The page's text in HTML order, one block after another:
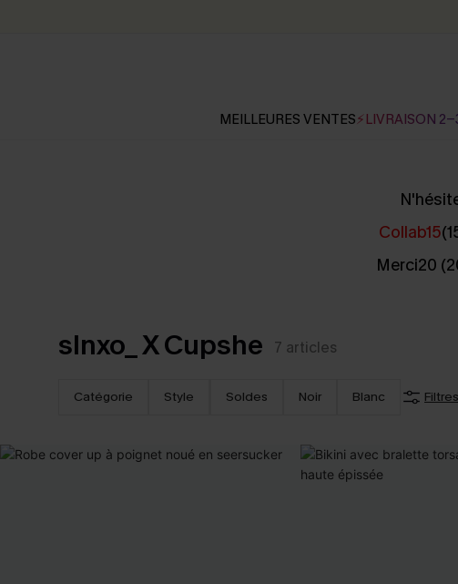
MEILLEURES VENTES⚡LIVRAISON 2-
Collab15
Merci20
slnxo_ X Cupshe 7 articles
Catégorie Style Soldes Noir Blanc Filtres